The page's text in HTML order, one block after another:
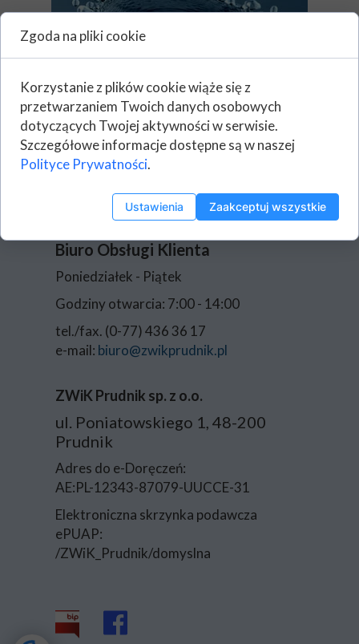
Biuro Obsługi Klienta
Poniedziałek - Piątek
Godziny otwarcia: 7:00 - 14:00
tel./fax. (0-77) 436 36 17
e-mail: biuro@zwikprudnik.pl
ZWiK Prudnik sp. z o.o.
ul. Poniatowskiego 1, 48-200
Prudnik
Adres do e-Doręczeń:
AE:PL-12343-87079-UUCCE-31
Elektroniczna skrzynka podawcza
ePUAP:
/ZWiK_Prudnik/domyslna
Zgoda na pliki cookie
Korzystanie z plików cookie wiąże się z
przetwarzaniem Twoich danych osobowych
dotyczących Twojej aktywności w serwisie.
Szczegółowe informacje dostępne są w naszej
Polityce Prywatności.
Ustawienia Zaakceptuj wszystkie